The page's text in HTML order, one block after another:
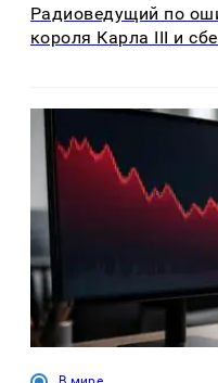
Радиоведущий по
короля Карла III и